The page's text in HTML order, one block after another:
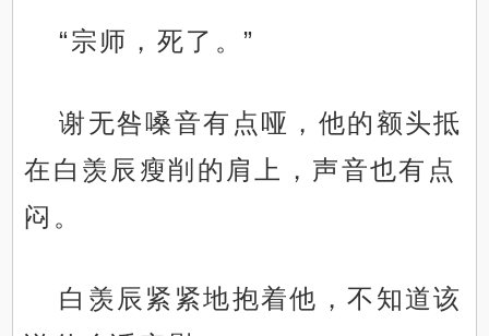
“宗师，死了。”
谢无咎嗓音有点哑，他的额头抵
在白羡辰瘦削的肩上，声音也有点
闷。
白羡辰紧紧地抱着他，不知道该